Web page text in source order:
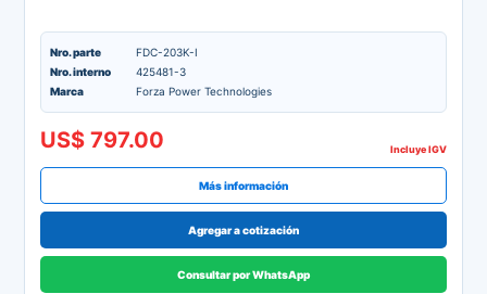
Nro. parte
FDC-203K-I
Nro. interno
425481-3
Marca
Forza Power Technologies
US$ 797.00 Incluye IGV
Más información
Agregar a cotización
Consultar por WhatsApp